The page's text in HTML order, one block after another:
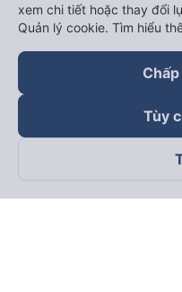
Theo dõi chúng tôi
xem chi tiết hoặc thay đổi
Quản lý cookie. Tìm hiểu
Tùy